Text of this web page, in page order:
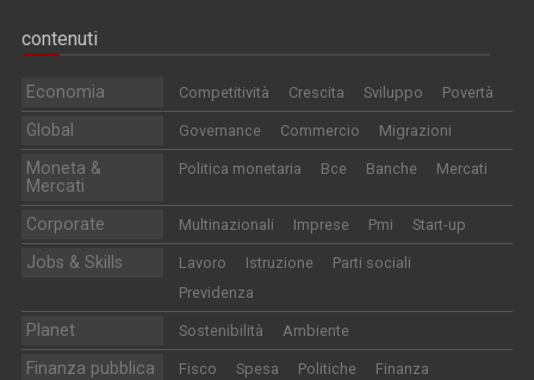
contenuti
Economia Competitività Crescita Sviluppo Povertà
Global Governance Commercio Migrazioni
Moneta &
Mercati
Politica monetaria Bce Banche Mercati
Corporate Multinazionali Imprese Pmi Start-up
Jobs & Skills Lavoro Istruzione
Parti sociali
Previdenza
Planet Sostenibilità Ambiente
Finanza pubblica Fisco Spesa Politiche Finanza